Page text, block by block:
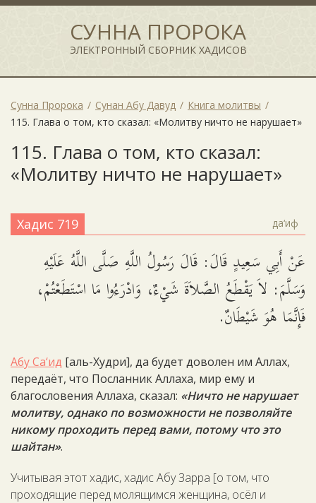
СУННА ПРОРОКА
ЭЛЕКТРОННЫЙ СБОРНИК ХАДИСОВ
Сунна Пророка Сунан Абу Давуд
Книга молитвы
115. Глава о том, кто сказал: «Молитву ничто не нарушает»
115. Глава о том, кто сказал:
«Молитву ничто не нарушает»
Хадис 719 да‘иф
عَنْ أَبِي سَعِيدٍ قَالَ: قَالَ رَسُولُ اللَّهِ صَلَّى اللَّهُ عَلَيْهِ
وَسَلَّمَ: لاَ يَقْطَعُ الصَّلاَةَ شَيْءٌ، وَادْرَءُوا مَا اسْتَطَعْتُمْ،
فَإِنَّمَا هُوَ شَيْطَانٌ.
Абу Са‘ид [аль-Худри], да будет доволен им Аллах,
передаёт, что Посланник Аллаха, мир ему и
благословения Аллаха, сказал: «Ничто не нарушает
молитву, однако по возможности не позволяйте
никому проходить перед вами, потому что это
шайтан».
Учитывая этот хадис, хадис Абу Зарра [о том, что
проходящие перед молящимся женщина, осёл и